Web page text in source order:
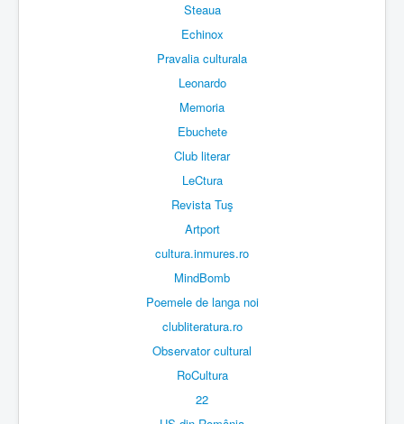
Steaua
Echinox
Pravalia culturala
Leonardo
Memoria
Ebuchete
Club literar
LeCtura
Revista Tuş
Artport
cultura.inmures.ro
MindBomb
Poemele de langa noi
clubliteratura.ro
Observator cultural
RoCultura
22